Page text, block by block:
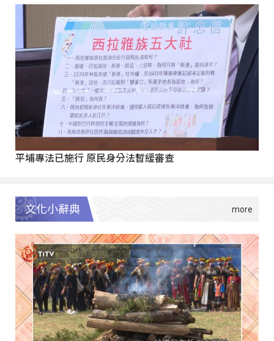
平埔專法已施行 原民身分法暫緩審查
文化小辭典